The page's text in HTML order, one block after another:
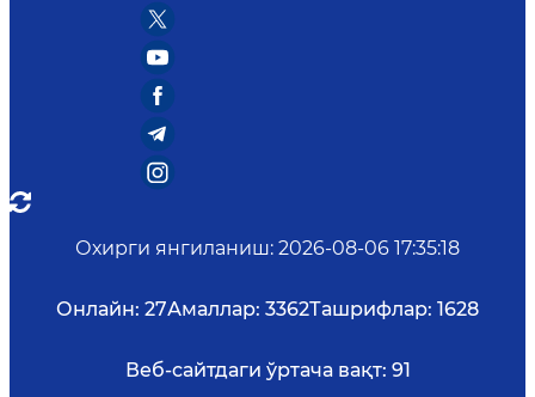
Охирги янгиланиш: 2026-08-06 17:35:18
Онлайн: 27Амаллар: 3362Ташрифлар: 1628
Веб-сайтдаги ўртача вақт: 91